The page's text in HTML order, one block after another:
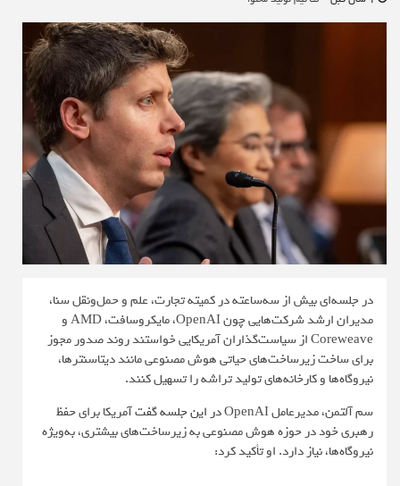
در جلسه‌ای بیش از سه‌ساعته در کمیته تجارت، علم و حمل‌ونقل سنا،
مدیران ارشد شرکت‌هایی چون OpenAI، مایکروسافت، AMD و
Coreweave از سیاست‌گذاران آمریکایی خواستند روند صدور مجوز
برای ساخت زیرساخت‌های حیاتی هوش مصنوعی مانند دیتاسنترها،
نیروگاه‌ها و کارخانه‌های تولید تراشه را تسهیل کنند.
سم آلتمن، مدیرعامل OpenAI
در این جلسه گفتآمریکا برای حفظ
رهبری خود در حوزه هوش مصنوعی به زیرساخت‌های بیشتری، به‌ویژه
نیروگاه‌ها، نیاز دارد. او تأکید کرد: